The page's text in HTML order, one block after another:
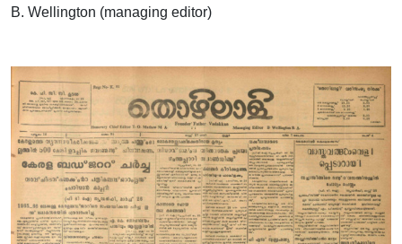
B. Wellington (managing editor)